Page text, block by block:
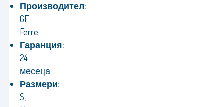
Производител:
GF
Ferre
Гаранция:
24
месеца
Размери:
S,